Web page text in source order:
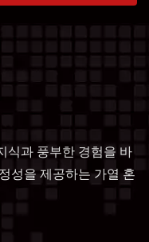
식과 풍부한 경험을 바
성을 제공하는 가열 혼